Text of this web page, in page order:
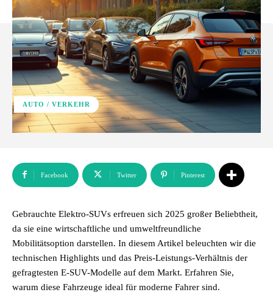
AUTO / VERKEHR
Facebook Twitter Pinterest
Gebrauchte Elektro-SUVs erfreuen sich 2025 großer Beliebtheit,
da sie eine wirtschaftliche und umweltfreundliche
Mobilitätsoption darstellen. In diesem Artikel beleuchten wir die
technischen Highlights und das Preis-Leistungs-Verhältnis der
gefragtesten E-SUV-Modelle auf dem Markt. Erfahren Sie,
warum diese Fahrzeuge ideal für moderne Fahrer sind.